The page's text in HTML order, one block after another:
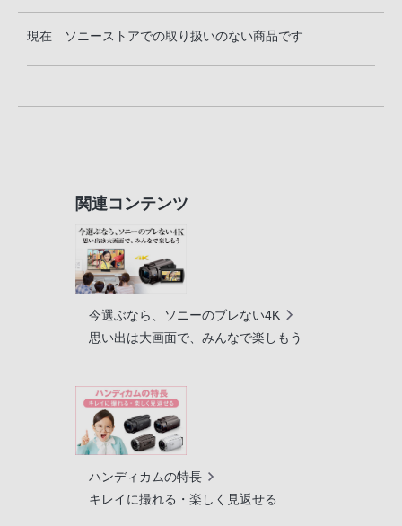
現在 ソニーストアでの取り扱いのない商品です
関連コンテンツ
今選ぶなら、ソニーのブレない4K
思い出は大画面で、みんなで楽しもう
ハンディカムの特長
キレイに撮れる・楽しく見返せる